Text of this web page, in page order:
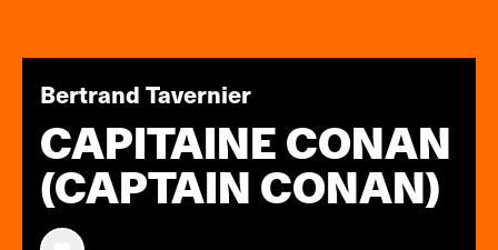
Bertrand Tavernier
CAPITAINE CONAN
(CAPTAIN CONAN)